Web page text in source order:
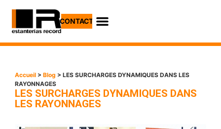
CONTACT
Accueil > Blog > LES SURCHARGES DYNAMIQUES DANS LES
RAYONNAGES
LES SURCHARGES DYNAMIQUES DANS
LES RAYONNAGES